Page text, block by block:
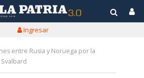
Ingresar
entre Rusia y Noruega por la